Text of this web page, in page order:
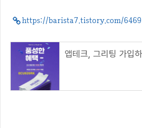
https://barista7.tistory.com/6469